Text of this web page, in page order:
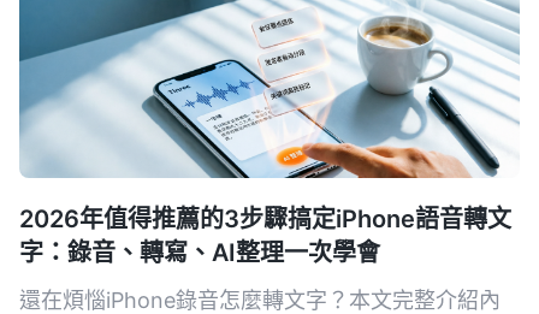
2026年值得推薦的3步驟搞定iPhone語音轉文
字：錄音、轉寫、AI整理一次學會
還在煩惱iPhone錄音怎麼轉文字？本文完整介紹內